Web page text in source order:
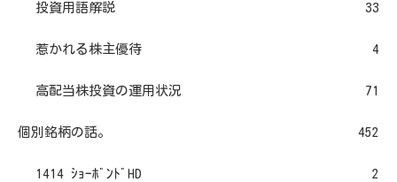
投資用語解説 33
惹かれる株主優待 4
高配当株投資の運用状況 71
個別銘柄の話。 452
1414 ｼｮｰﾎﾞﾝﾄﾞHD 2